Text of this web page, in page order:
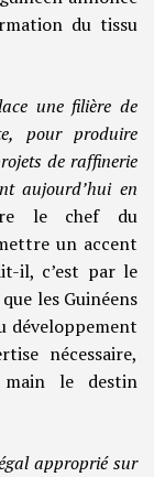
du tissu
une filière de
pour produire
de raffinerie
aujourd’hui en
le chef du
un accent
il, c’est par le
les Guinéens
développement
nécessaire,
le destin
approprié sur